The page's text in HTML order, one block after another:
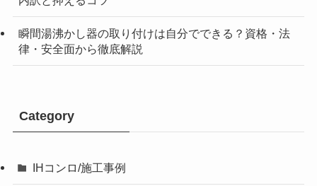
瞬間湯沸かし器の取り付けは自分でできる？資格・法
律・安全面から徹底解説
Category
IHコンロ/施工事例